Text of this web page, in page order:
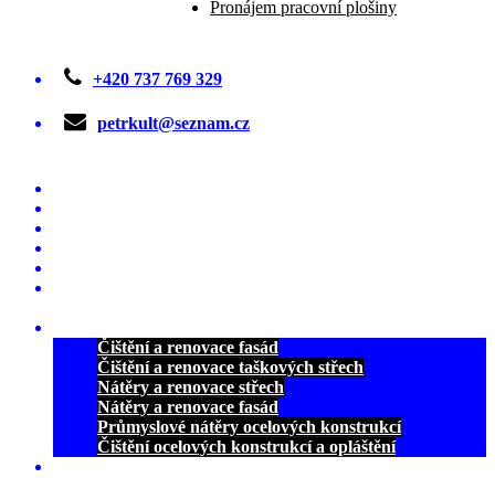
Pronájem pracovní plošiny
+420 737 769 329
petrkult@seznam.cz
Čištění a renovace fasád
Čištění a renovace taškových střech
Nátěry a renovace střech
Nátěry a renovace fasád
Průmyslové nátěry ocelových konstrukcí
Čištění ocelových konstrukcí a opláštění